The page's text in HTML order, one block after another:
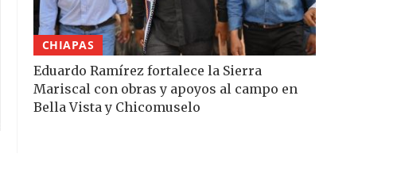
CHIAPAS
Eduardo Ramírez fortalece la Sierra
Mariscal con obras y apoyos al campo en
Bella Vista y Chicomuselo